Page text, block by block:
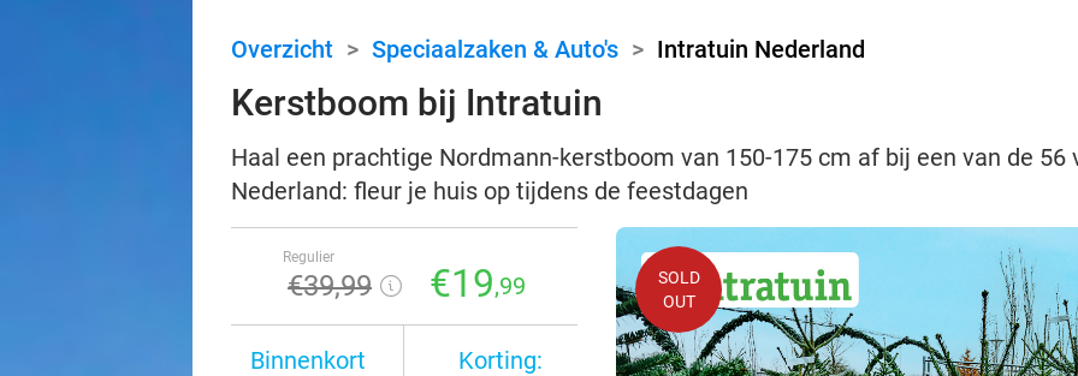
Overzicht > Speciaalzaken & Auto's > Intratuin Nederland
Kerstboom bij Intratuin
Haal een prachtige Nordmann-kerstboom van 150-175 cm af bij een van de
Nederland: fleur je huis op tijdens de feestdagen
Regulier
€39,99 €19,99
Binnenkort
Korting:
SOLD
OUT